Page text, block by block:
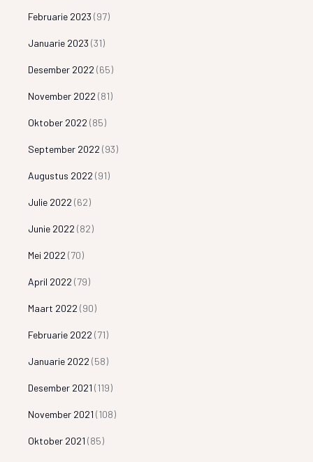
Februarie 2023 (97)
Januarie 2023 (31)
Desember 2022 (65)
November 2022 (81)
Oktober 2022 (85)
September 2022 (93)
Augustus 2022 (91)
Julie 2022 (62)
Junie 2022 (82)
Mei 2022 (70)
April 2022 (79)
Maart 2022 (90)
Februarie 2022 (71)
Januarie 2022 (58)
Desember 2021 (119)
November 2021 (108)
Oktober 2021 (85)